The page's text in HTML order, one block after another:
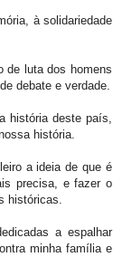
à solidariedade
de luta dos homens
debate e verdade.
história deste país,
história.
a ideia de que é
precisa, e fazer o
históricas.
a espalhar
minha família e